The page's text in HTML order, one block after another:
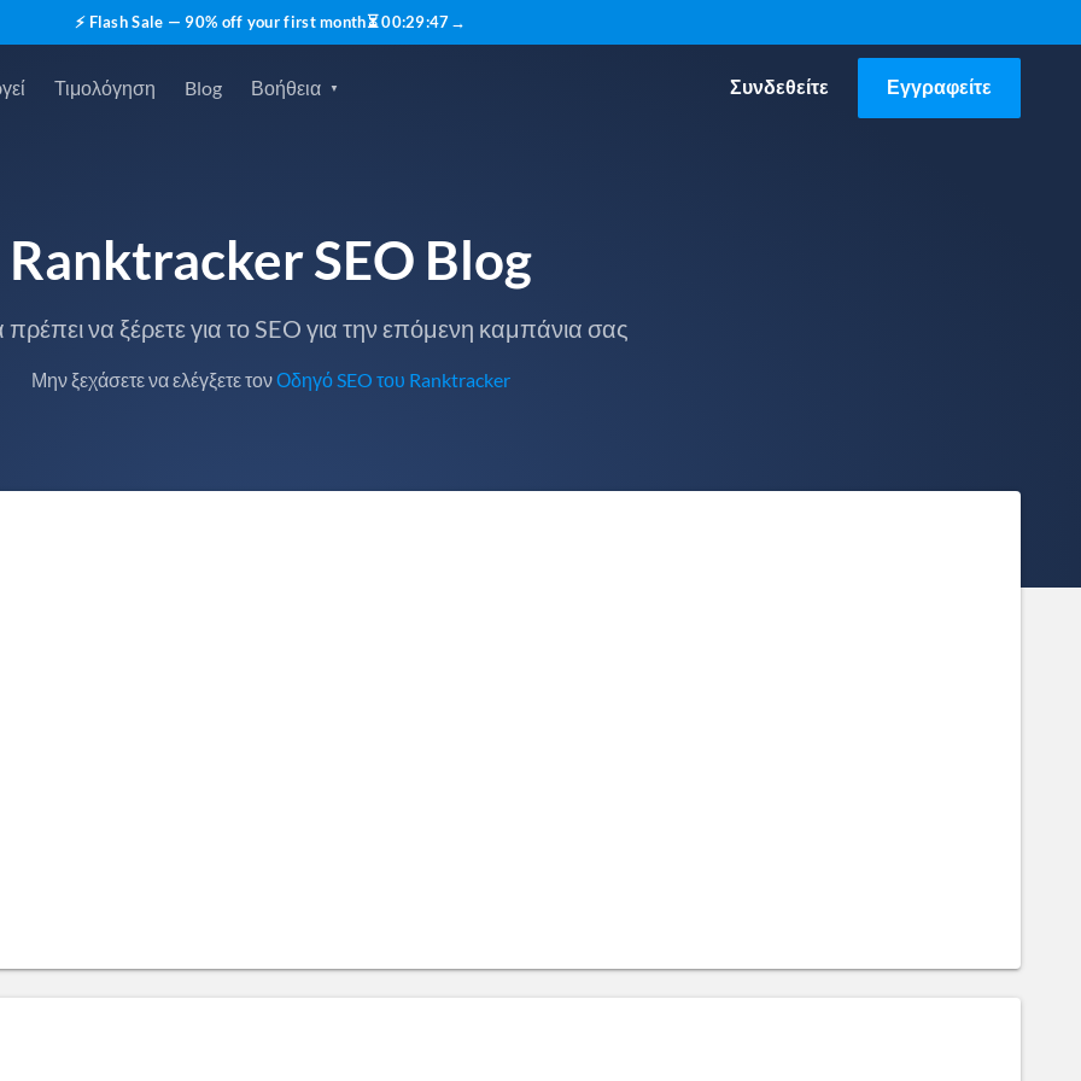
⚡ Flash Sale — 90% off your first month⏳00:29:46→
Τιμολόγηση Blog Βοήθεια Συνδεθείτε Εγγραφείτε
Ranktracker SEO Blog
να ξέρετε για το SEO για την επόμενη καμπάνια σας
Μην ξεχάσετε να ελέγξετε τονΟδηγό SEO του Ranktracker